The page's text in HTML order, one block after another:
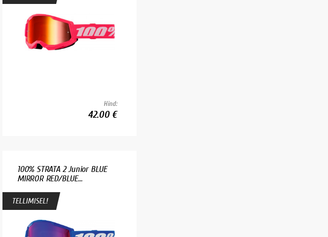
Hind:
42.00 €
100% STRATA 2 Junior BLUE
MIRROR RED/BLUE...
TELLIMISEL!